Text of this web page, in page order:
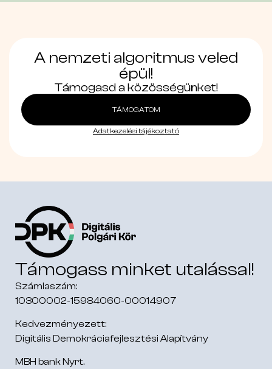
A nemzeti algoritmus veled
épül!
Támogasd a közösségünket!
TÁMOGATOM
Adatkezelési tájékoztató
Támogass minket utalással!
Számlaszám:
10300002-15984060-00014907
Kedvezményezett:
Digitális Demokráciafejlesztési Alapítvány
MBH bank Nyrt.